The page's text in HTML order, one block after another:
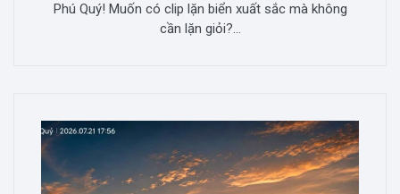
Phú Quý! Muốn có clip lặn biển xuất sắc mà không
cần lặn giỏi?...